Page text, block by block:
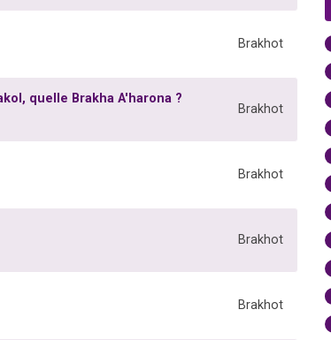
Brakhot
quelle Brakha A'harona ?
Brakhot
Brakhot
Brakhot
Brakhot